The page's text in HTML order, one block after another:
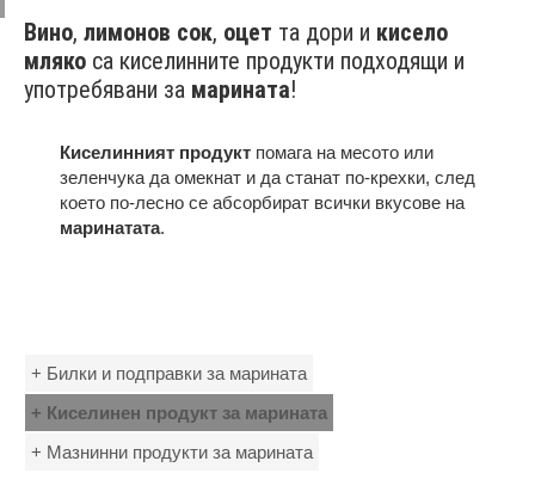
Вино, лимонов сок, оцет та дори и кисело
мляко са киселинните продукти подходящи и
употребявани за марината!
Киселинният продукт помага на месото или
зеленчука да омекнат и да станат по-крехки, след
което по-лесно се абсорбират всички вкусове на
маринатата.
+ Билки и подправки за марината
+ Киселинен продукт за марината
+ Мазнинни продукти за марината